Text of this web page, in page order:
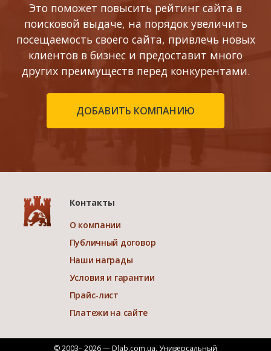
Это поможет повысить рейтинг сайта в
поисковой выдаче, на порядок увеличить
посещаемость своего сайта, привлечь новых
клиентов в бизнес и предоставит много
других преимуществ перед конкурентами.
ДОБАВИТЬ КОМПАНИЮ
Контакты
О компании
Публичный договор
Наши награды
Условия и гарантии
Прайс-лист
Платежи на сайте
© 2003– 2026 — Dlab.com.ua. Универсальный